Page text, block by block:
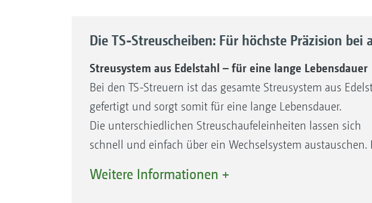
Die TS-Streuscheiben: Für höchste Präzision
Streusystem aus Edelstahl – für eine lange Lebensdauer
Bei den TS-Streuern ist das gesamte Streusystem aus
gefertigt und sorgt somit für eine lange Lebensdauer.
Die unterschiedlichen Streuschaufeleinheiten lassen sich
schnell und einfach über ein Wechselsystem austauschen.
Für das Normalstreuen und das Grenzstreuen werden mit
Weitere Informationen +